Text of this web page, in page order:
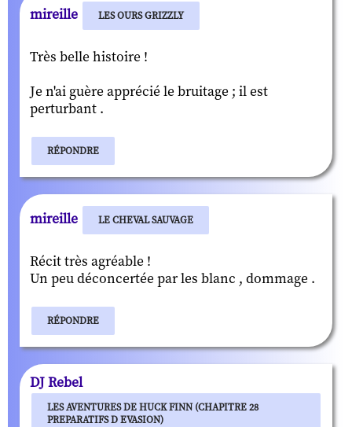
mireille LES OURS GRIZZLY
Très belle histoire !
Je n'ai guère apprécié le bruitage ; il est
perturbant .
RÉPONDRE
mireille LE CHEVAL SAUVAGE
Récit très agréable !
Un peu déconcertée par les blanc , dommage .
RÉPONDRE
DJ Rebel
LES AVENTURES DE HUCK FINN (CHAPITRE 28
PREPARATIFS D EVASION)